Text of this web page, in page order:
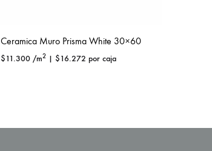
Ceramica Muro Prisma White 30×60
$11.300/m2| $16.272 por caja